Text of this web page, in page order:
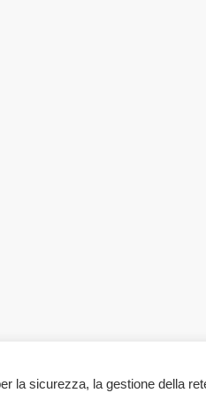
la sicurezza, la gestione della